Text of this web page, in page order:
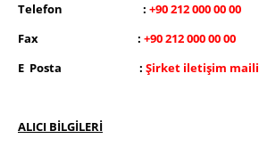
Telefon : +90 212 000 00 00
Fax : +90 212 000 00 00
E Posta : Şirket iletişim maili
ALICI BİLGİLERİ